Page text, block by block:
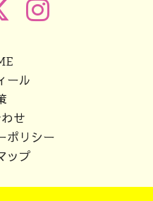
ール
せ
ポリシー
ップ